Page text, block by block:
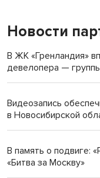
«Мы живём на
терроризируют
Инвалид получил
Новосибирский
Обновлённое
Новости
В ЖК «Гренландия»
девелопера —
Видеозапись
в Новосибирской
В память о подвиге:
«Битва за Москву»